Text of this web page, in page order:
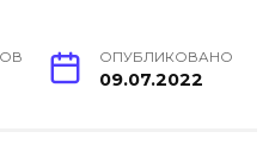
ОПУБЛИКОВАНО
09.07.2022